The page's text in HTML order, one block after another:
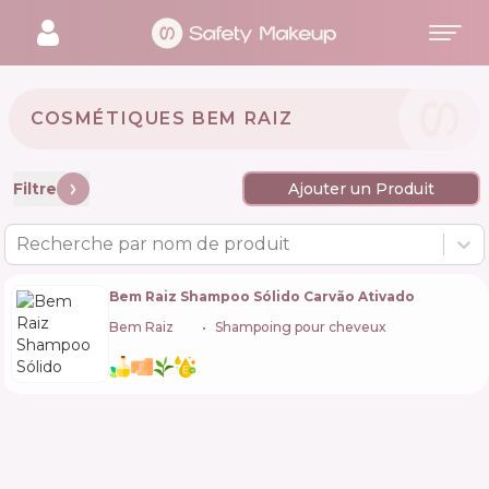
COSMÉTIQUES BEM RAIZ 🇧🇷
Filtre Ajouter un Produit
Recherche par nom de produit
Bem Raiz Shampoo Sólido Carvão Ativado
Bem Raiz
Shampoing pour cheveux